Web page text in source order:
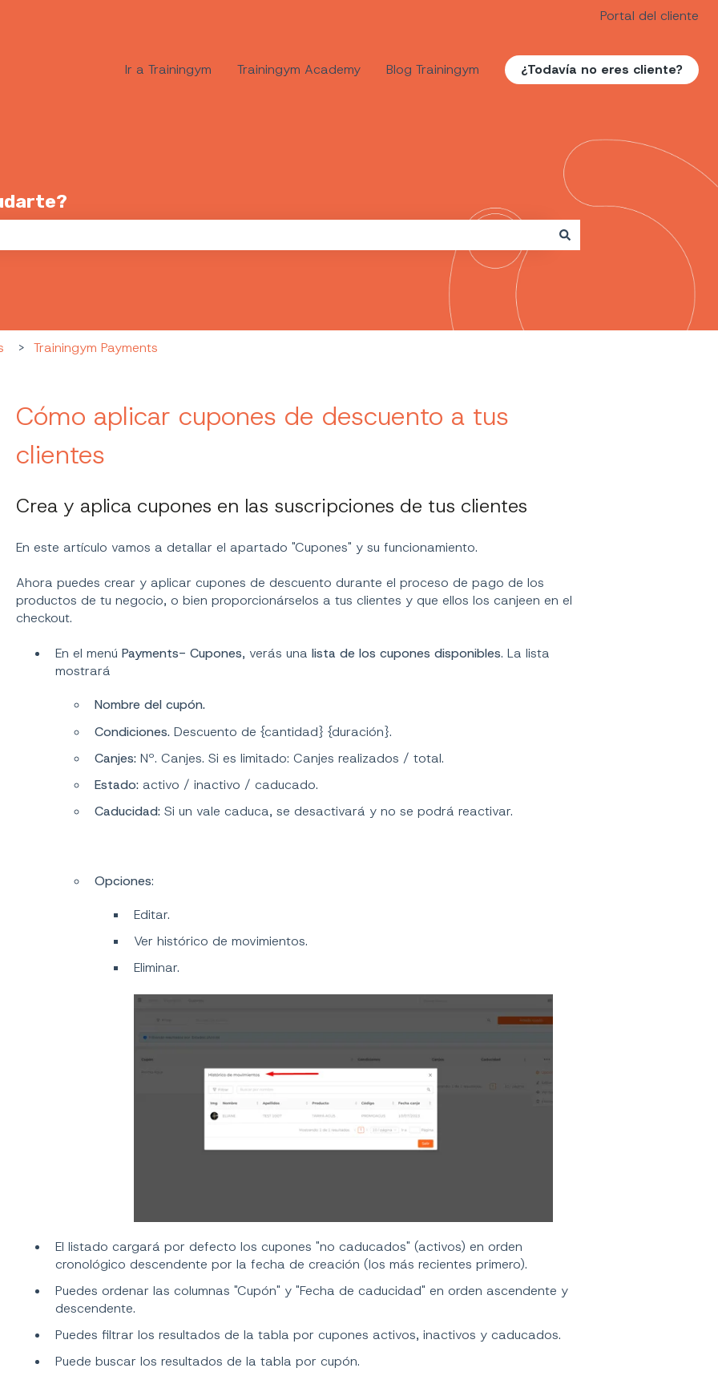
Portal del cliente
Ir a Trainingym Trainingym Academy Blog Trainingym ¿Todavía no eres cliente?
de búsqueda está vacío.
Trainingym Payments
Cómo aplicar cupones de descuento a tus
clientes
Crea y aplica cupones en las suscripciones de tus clientes
En este artículo vamos a detallar el apartado "Cupones" y su funcionamiento.
Ahora puedes crear y aplicar cupones de descuento durante el proceso de pago de los
productos de tu negocio, o bien proporcionárselos a tus clientes y que ellos los canjeen en el
checkout.
En el menú Payments- Cupones, verás una lista de los cupones disponibles. La lista
mostrará
Nombre del cupón.
Condiciones. Descuento de {cantidad} {duración}.
Canjes: Nº. Canjes. Si es limitado: Canjes realizados / total.
Estado:activo / inactivo / caducado.
Caducidad: Si un vale caduca, se desactivará y no se podrá reactivar.
Opciones:
Editar.
Ver histórico de movimientos.
Eliminar.
El listado cargará por defecto los cupones "no caducados" (activos) en orden
cronológico descendente por la fecha de creación (los más recientes primero).
Puedes ordenar las columnas "Cupón" y "Fecha de caducidad" en orden ascendente y
descendente.
Puedes filtrar los resultados de la tabla por cupones activos, inactivos y caducados.
Puede buscar los resultados de la tabla por cupón.